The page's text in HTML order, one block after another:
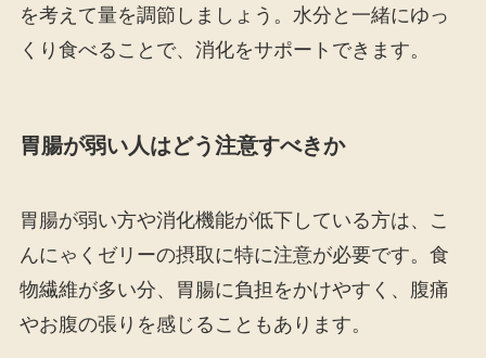
を考えて量を調節しましょう。水分と一緒にゆっ
くり食べることで、消化をサポートできます。
胃腸が弱い人はどう注意すべきか
胃腸が弱い方や消化機能が低下している方は、こ
んにゃくゼリーの摂取に特に注意が必要です。食
物繊維が多い分、胃腸に負担をかけやすく、腹痛
やお腹の張りを感じることもあります。